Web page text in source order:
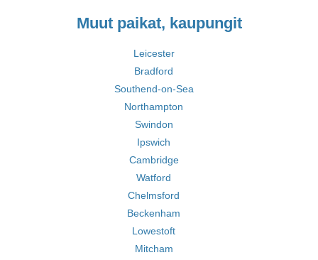
Muut paikat, kaupungit
Leicester
Bradford
Southend-on-Sea
Northampton
Swindon
Ipswich
Cambridge
Watford
Chelmsford
Beckenham
Lowestoft
Mitcham